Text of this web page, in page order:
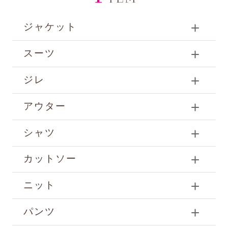
ジャケット
スーツ
ジレ
アウター
シャツ
カットソー
ニット
パンツ